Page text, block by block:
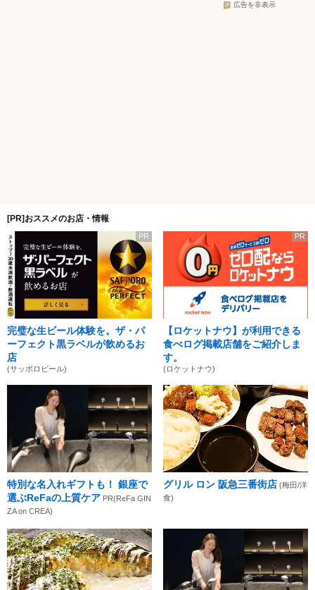
広告を非表示
[PR]おススメのお店・情報
PR
完璧な生ビール体験を。ザ・パ
ーフェクト黒ラベルが飲めるお
店
(サッポロビール)
PR
【ロケットナウ】が利用できる
食べログ掲載店舗をご紹介しま
す。
(ロケットナウ)
特別な名入れギフトも！ 銀座で
選ぶReFaの上質ケア PR(ReFa GIN
ZA on CREA)
グリル ロン 阪急三番街店 (梅田/洋
食)